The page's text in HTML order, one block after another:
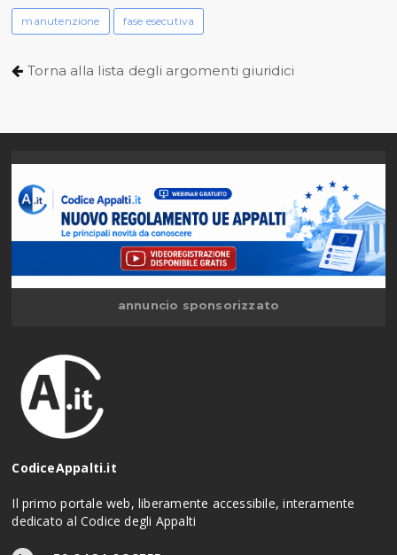
manutenzione fase esecutiva
Torna alla lista degli argomenti giuridici
annuncio sponsorizzato
CodiceAppalti.it
Il primo portale web, liberamente accessibile, interamente
dedicato al Codice degli Appalti